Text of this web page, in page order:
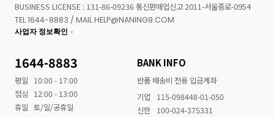
BUSINESS LICENSE : 131-86-09236 통신판매업신고 2011-서울종로-0954
TEL 1644-8883 / MAIL HELP@NANING9.COM
사업자 정보확인
1644-8883
평일
10:00 - 17:00
점심
12:00 - 13:00
휴일 토/일/공휴일
BANK INFO
반품 배송비 전용 입금계좌
기업
115-098448-01-050
신한
100-024-375331